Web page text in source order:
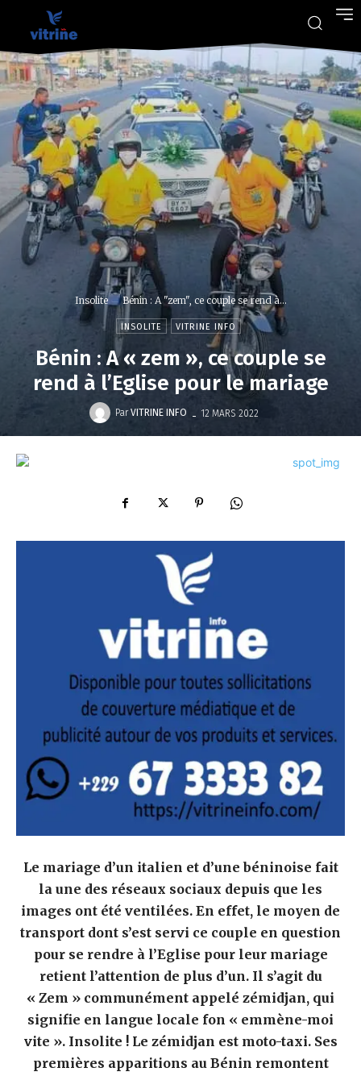
Insolite Bénin : A "zem", ce couple se rend à...
INSOLITE VITRINE INFO
Bénin : A « zem », ce couple se
rend à l’Eglise pour le mariage
Par VITRINE INFO - 12 MARS 2022
Le mariage d’un italien et d’une béninoise fait
la une des réseaux sociaux depuis que les
images ont été ventilées. En effet, le moyen de
transport dont s’est servi ce couple en question
pour se rendre à l’Eglise pour leur mariage
retient l’attention de plus d’un. Il s’agit du
« Zem » communément appelé zémidjan, qui
signifie en langue locale fon « emmène-moi
vite ». Insolite ! Le zémidjan est moto-taxi. Ses
premières apparitions au Bénin remontent